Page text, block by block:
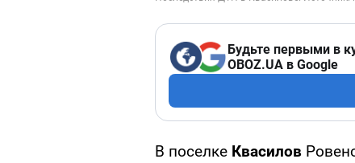
Будьте первыми в
OBOZ.UA в Google
В поселке Квасилов